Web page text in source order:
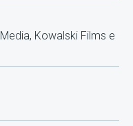
Kowalski Films e